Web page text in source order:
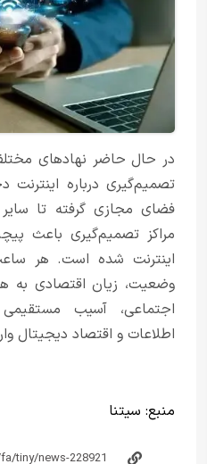
در حال حاضر نهادهای
تصمیم‌گیری درباره اینترنت
فضای مجازی گرفته تا
مراکز تصمیم‌گیری باعث
اینترنت شده است. هر
وضعیت، زیان اقتصادی به
اجتماعی، آسیب
اطلاعات و اقتصاد دیجیتال
منبع: سیتنا